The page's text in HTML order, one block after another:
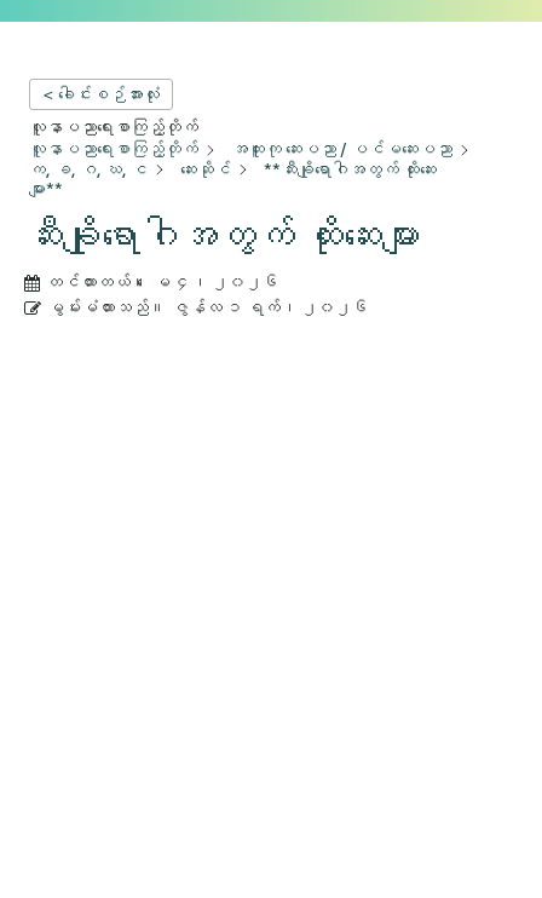
< ခေါင်းစဉ်အားလုံး
လူနာပညာရေးစာကြည့်တိုက်
လူနာပညာရေးစာကြည့်တိုက်
အထူးကု ဆေးပညာ / ပင်မဆေးပညာ
က, ခ, ဂ, ဃ, င
ဆေးဆိုင်
**ဆီးချိုရောဂါအတွက် ထိုးဆေး
များ**
ဆီးချိုရောဂါအတွက် ထိုးဆေးများ
တင်ထားတယ်။
ေမ ၄၊ ၂၀၂၆
မွမ်းမံထားသည်။
ဇွန်လ ၁ ရက်၊ ၂၀၂၆